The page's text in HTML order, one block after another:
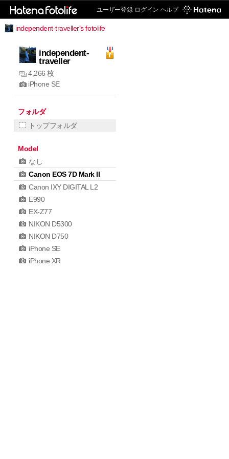
ユーザー登録 ログイン ヘルプ
independent-traveller's fotolife
independent-
traveller
4,266 枚
iPhone SE
フォルダ
トップフォルダ
Model
なし
Canon EOS 7D Mark II
Canon IXY DIGITAL L2
E990
EX-Z77
NIKON D5300
NIKON D750
iPhone SE
iPhone XR